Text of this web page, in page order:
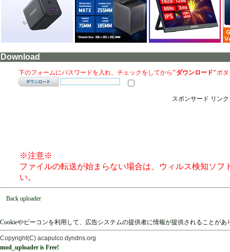
Download
下のフォームにパスワードを入れ、チェックをしてから "ダウンロード"ボ
スポンサード リンク
※注意※
ファイルの転送が始まらない場合は、ウィルス検知ソ
い。
Back uploader
Cookieやビーコンを利用して、広告システムの提供者に情報が提供されることが
Copyright(C) acapulco.dyndns.org
mod_uploader is Free!